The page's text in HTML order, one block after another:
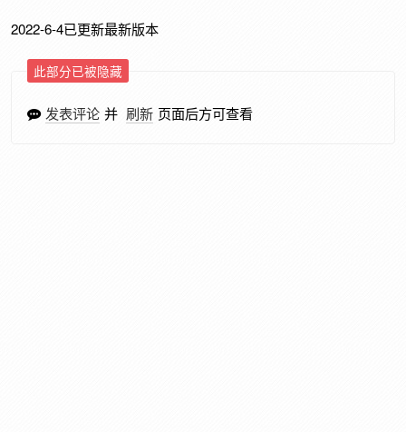
2022-6-4已更新最新版本
此部分已被隐藏
发表评论 并 刷新 页面后方可查看